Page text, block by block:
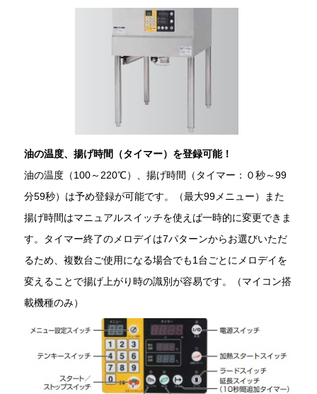
油の温度、揚げ時間（タイマー）を登録可能！
油の温度（100～220℃）、揚げ時間（タイマー：０秒～99
分59秒）は予め登録が可能です。（最大99メニュー）また
揚げ時間はマニュアルスイッチを使えば一時的に変更できま
す。タイマー終了のメロデイは7パターンからお選びいただ
るため、複数台ご使用になる場合でも1台ごとにメロデイを
変えることで揚げ上がり時の識別が容易です。（マイコン搭
載機種のみ）